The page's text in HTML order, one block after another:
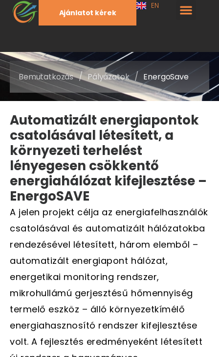
Ajánlatot kérek
EN
Bemutatkozás / Pályázatok / EnergoSave
Automatizált energiapontok
csatolásával létesített, a
környezeti terhelést
lényegesen csökkentő
energiahálózat kifejlesztése –
EnergoSAVE
A jelen projekt célja az energiafelhasználók
csatolásával és automatizált hálózatokba
rendezésével létesített, három elemből –
automatizált energiapont hálózat,
energetikai monitoring rendszer,
mikrohullámú gerjesztésű hőmennyiség
termelő eszköz – álló környezetkímélő
energiahasznosító rendszer kifejlesztése
volt. A fejlesztés eredményeként létesített